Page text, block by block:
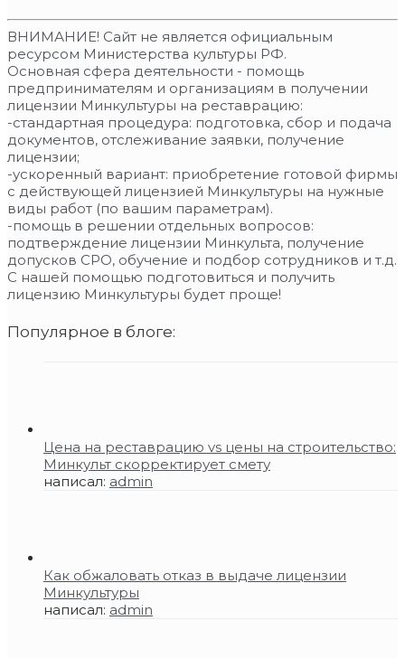
ВНИМАНИЕ! Сайт не является официальным
ресурсом Министерства культуры РФ.
Основная сфера деятельности - помощь
предпринимателям и организациям в получении
лицензии Минкультуры на реставрацию:
-стандартная процедура: подготовка, сбор и подача
документов, отслеживание заявки, получение
лицензии;
-ускоренный вариант: приобретение готовой фирмы
с действующей лицензией Минкультуры на нужные
виды работ (по вашим параметрам).
-помощь в решении отдельных вопросов:
подтверждение лицензии Минкульта, получение
допусков СРО, обучение и подбор сотрудников и т.д.
С нашей помощью подготовиться и получить
лицензию Минкультуры будет проще!
Популярное в блоге:
Цена на реставрацию vs цены на строительство:
Минкульт скорректирует смету
написал: admin
Как обжаловать отказ в выдаче лицензии
Минкультуры
написал: admin